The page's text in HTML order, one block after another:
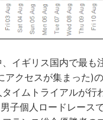
イギリス国内で最も
クセスが集まった)
イムトライアルが行
子個人ロードレース